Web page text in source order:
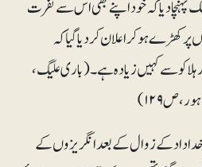
پہنچادیا کہ خود اپنے بھی اس سے نفرت
کھڑے ہوکر اعلان کردیا گیا کہ
ہلاکو سے کہیں زیادہ ہے۔(باری علیگ،
ص ۱۲۹ )
کے زوال کے بعد انگریزوں کے